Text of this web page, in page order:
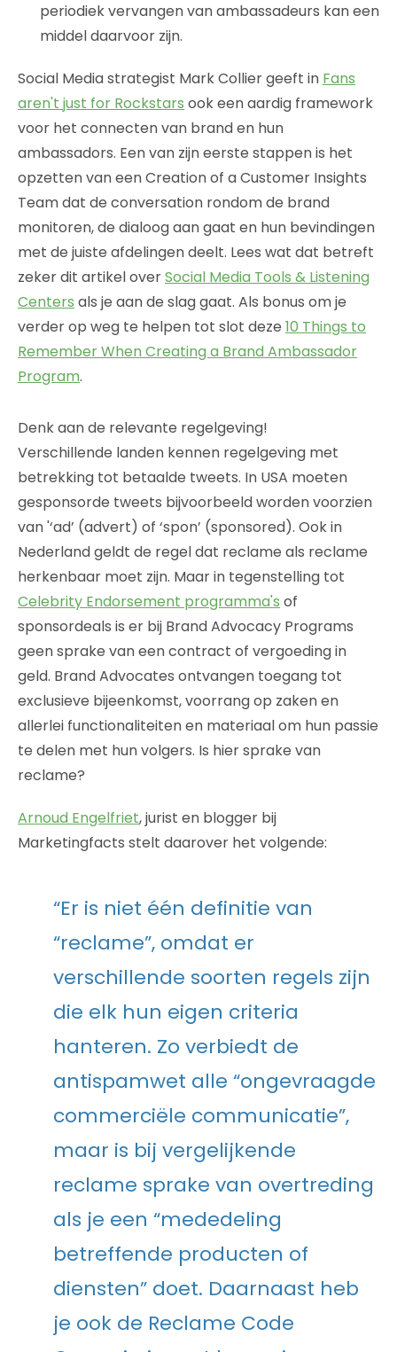
periodiek vervangen van ambassadeurs kan een
middel daarvoor zijn.
Social Media strategist Mark Collier geeft in Fans
aren't just for Rockstars ook een aardig framework
voor het connecten van brand en hun
ambassadors. Een van zijn eerste stappen is het
opzetten van een Creation of a Customer Insights
Team dat de conversation rondom de brand
monitoren, de dialoog aan gaat en hun bevindingen
met de juiste afdelingen deelt. Lees wat dat betreft
zeker dit artikel overSocial Media Tools & Listening
Centers als je aan de slag gaat. Als bonus om je
verder op weg te helpen tot slot deze 10 Things to
Remember When Creating a Brand Ambassador
Program.
Denk aan de relevante regelgeving!
Verschillende landen kennen regelgeving met
betrekking tot betaalde tweets. In USA moeten
gesponsorde tweets bijvoorbeeld worden voorzien
van '‘ad’ (advert) of ‘spon’ (sponsored). Ook in
Nederland geldt de regel dat reclame als reclame
herkenbaar moet zijn. Maar in tegenstelling tot
Celebrity Endorsement programma's of
sponsordeals is er bij Brand Advocacy Programs
geen sprake van een contract of vergoeding in
geld. Brand Advocates ontvangen toegang tot
exclusieve bijeenkomst, voorrang op zaken en
allerlei functionaliteiten en materiaal om hun passie
te delen met hun volgers. Is hier sprake van
reclame?
Arnoud Engelfriet, jurist en blogger bij
Marketingfacts stelt daarover het volgende:
“Er is niet één definitie van
“reclame”, omdat er
verschillende soorten regels zijn
die elk hun eigen criteria
hanteren. Zo verbiedt de
antispamwet alle “ongevraagde
commerciële communicatie”,
maar is bij vergelijkende
reclame sprake van overtreding
als je een “mededeling
betreffende producten of
diensten” doet. Daarnaast heb
je ook de Reclame Code